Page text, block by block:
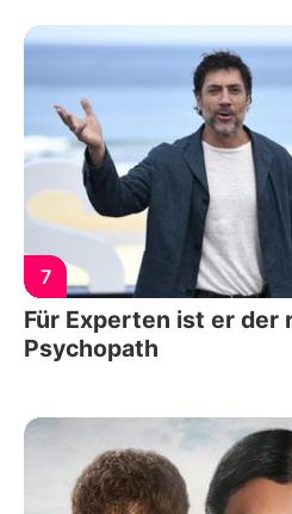
7
Für Experten ist er der
Psychopath